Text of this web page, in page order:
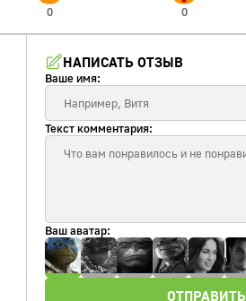
0 0
НАПИСАТЬ ОТЗЫВ
Ваше имя:
Текст комментария:
Ваш аватар:
ОТПРАВИТЬ